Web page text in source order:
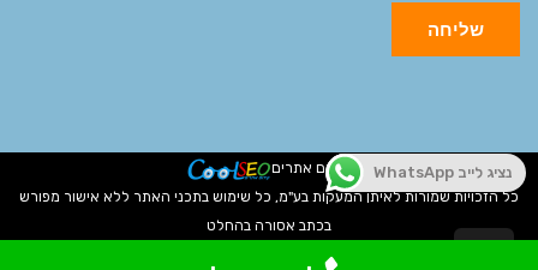
שליחה
קידום אתרים
כל הזכויות שמורות לאיתן המעקות בע"מ, כל שימוש בתכני האתר ללא אישור מפורש
בכתב אסורה בהחלט
גלילה
נציג לייב WhatsApp